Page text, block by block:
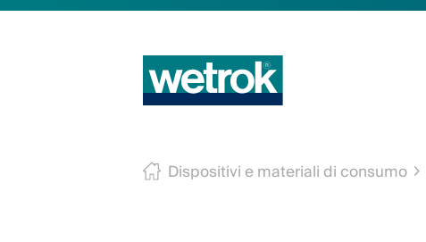
Dispositivi e materiali di consumo